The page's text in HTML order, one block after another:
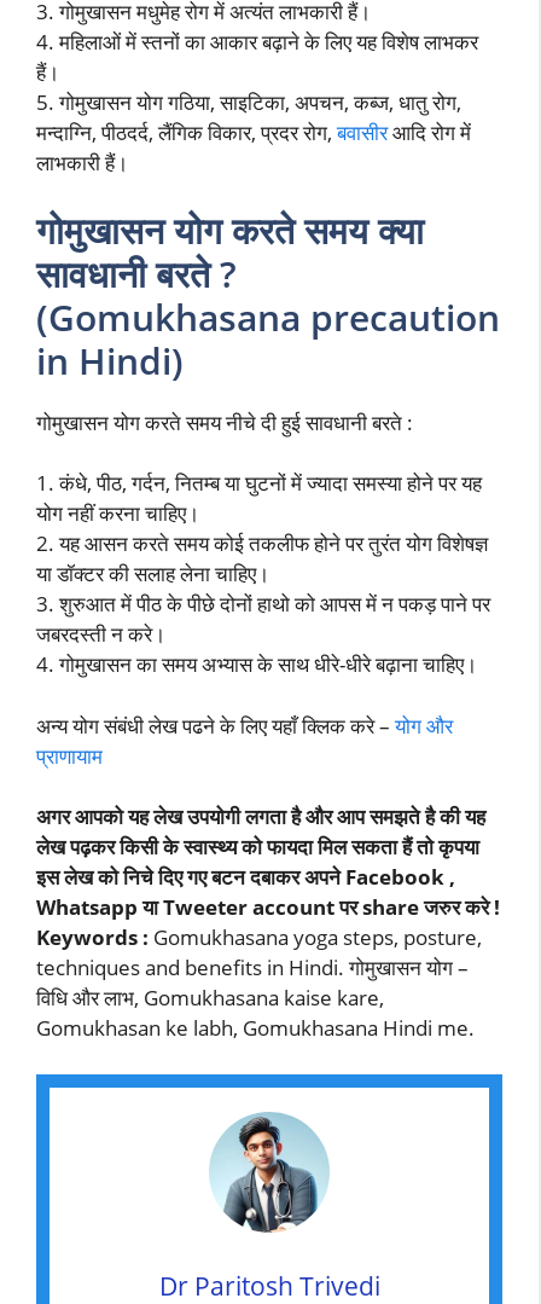
3. गोमुखासन मधुमेह रोग में अत्यंत लाभकारी हैं।
4. महिलाओं में स्तनों का आकार बढ़ाने के लिए यह विशेष लाभकर
हैं।
5. गोमुखासन योग गठिया, साइटिका, अपचन, कब्ज, धातु रोग,
मन्दाग्नि, पीठदर्द, लैंगिक विकार, प्रदर रोग,बवासीरआदि रोग में
लाभकारी हैं।
गोमुखासन योग करते समय क्या
सावधानी बरते ?
(Gomukhasana precaution
in Hindi)
गोमुखासन योग करते समय नीचे दी हुई सावधानी बरते :
1. कंधे, पीठ, गर्दन, नितम्ब या घुटनों में ज्यादा समस्या होने पर यह
योग नहीं करना चाहिए।
2. यह आसन करते समय कोई तकलीफ होने पर तुरंत योग विशेषज्ञ
या डॉक्टर की सलाह लेना चाहिए।
3. शुरुआत में पीठ के पीछे दोनों हाथो को आपस में न पकड़ पाने पर
जबरदस्ती न करे।
4. गोमुखासन का समय अभ्यास के साथ धीरे-धीरे बढ़ाना चाहिए।
अन्य योग संबंधी लेख पढने के लिए यहाँ क्लिक करे –योग और
प्राणायाम
अगर आपको यह लेख उपयोगी लगता है और आप समझते है की यह
लेख पढ़कर किसी के स्वास्थ्य को फायदा मिल सकता हैं तो कृपया
इस लेख को निचे दिए गए बटन दबाकर अपने Facebook ,
Whatsapp या Tweeter account पर share जरुर करे !
Keywords : Gomukhasana yoga steps, posture,
techniques and benefits in Hindi. गोमुखासन योग –
विधि और लाभ, Gomukhasana kaise kare,
Gomukhasan ke labh, Gomukhasana Hindi me.
Dr Paritosh Trivedi